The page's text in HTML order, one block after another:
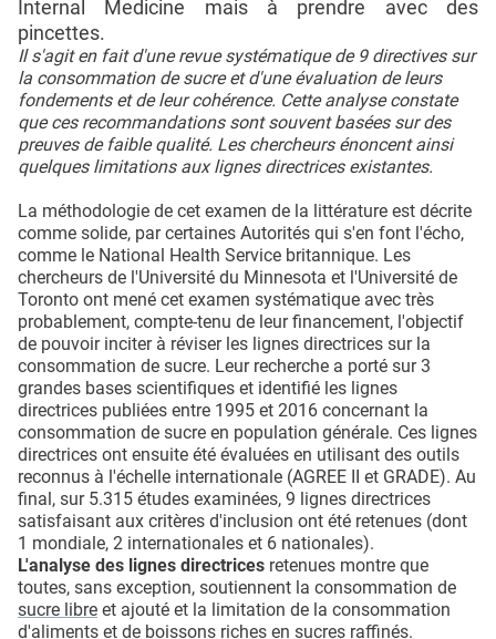
Internal Medicine mais à prendre avec des
pincettes.
Il s'agit en fait d'une revue systématique de 9 directives sur
la consommation de sucre et d'une évaluation de leurs
fondements et de leur cohérence. Cette analyse constate
que ces recommandations sont souvent basées sur des
preuves de faible qualité. Les chercheurs énoncent ainsi
quelques limitations aux lignes directrices existantes.
La méthodologie de cet examen de la littérature est décrite
comme solide, par certaines Autorités qui s'en font l'écho,
comme le National Health Service britannique. Les
chercheurs de l'Université du Minnesota et l'Université de
Toronto ont mené cet examen systématique avec très
probablement, compte-tenu de leur financement, l'objectif
de pouvoir inciter à réviser les lignes directrices sur la
consommation de sucre. Leur recherche a porté sur 3
grandes bases scientifiques et identifié les lignes
directrices publiées entre 1995 et 2016 concernant la
consommation de sucre en population générale. Ces lignes
directrices ont ensuite été évaluées en utilisant des outils
reconnus à l'échelle internationale (AGREE II et GRADE). Au
final, sur 5.315 études examinées, 9 lignes directrices
satisfaisant aux critères d'inclusion ont été retenues (dont
1 mondiale, 2 internationales et 6 nationales).
L'analyse des lignes directrices retenues montre que
toutes, sans exception, soutiennent la consommation de
sucre libre et ajouté et la limitation de la consommation
d'aliments et de boissons riches en sucres raffinés.